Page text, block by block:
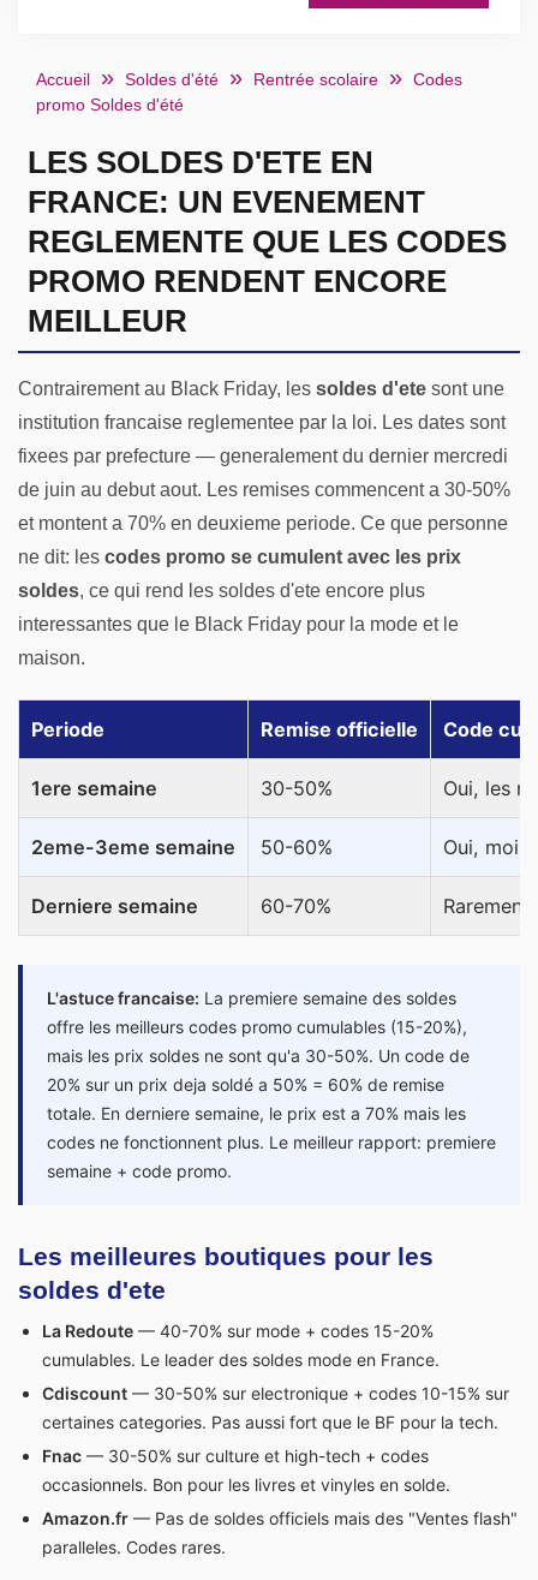
Accueil Soldes d'été Rentrée scolaire
Codes
promo Soldes d'été
LES SOLDES D'ETE EN
FRANCE: UN EVENEMENT
REGLEMENTE QUE LES CODES
PROMO RENDENT ENCORE
MEILLEUR
Contrairement au Black Friday, les soldes d'ete sont une
institution francaise reglementee par la loi. Les dates sont
fixees par prefecture — generalement du dernier mercredi
de juin au debut aout. Les remises commencent a 30-50%
et montent a 70% en deuxieme periode. Ce que personne
ne dit: les codes promo se cumulent avec les prix
soldes, ce qui rend les soldes d'ete encore plus
interessantes que le Black Friday pour la mode et le
maison.
Periode Remise officielle Code
1ere semaine 30-50% Oui, les
2eme-3eme semaine 50-60% Oui,
Derniere semaine 60-70% Rarement
L'astuce francaise: La premiere semaine des soldes
offre les meilleurs codes promo cumulables (15-20%),
mais les prix soldes ne sont qu'a 30-50%. Un code de
20% sur un prix deja soldé a 50% = 60% de remise
totale. En derniere semaine, le prix est a 70% mais les
codes ne fonctionnent plus. Le meilleur rapport: premiere
semaine + code promo.
Les meilleures boutiques pour les
soldes d'ete
La Redoute — 40-70% sur mode + codes 15-20%
cumulables. Le leader des soldes mode en France.
Cdiscount — 30-50% sur electronique + codes 10-15% sur
certaines categories. Pas aussi fort que le BF pour la tech.
Fnac — 30-50% sur culture et high-tech + codes
occasionnels. Bon pour les livres et vinyles en solde.
Amazon.fr — Pas de soldes officiels mais des "Ventes flash"
paralleles. Codes rares.